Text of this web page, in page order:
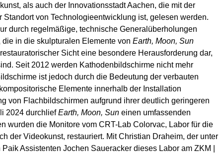
als auch der Innovationsstadt Aachen, die mit der
von Technologieentwicklung ist, gelesen werden.
durch regelmäßige, technische Generalüberholungen
in die skulpturalen Elemente von Earth, Moon, Sun
Sicht eine besondere Herausforderung dar,
Seit 2012 werden Kathodenbildschirme nicht mehr
ist jedoch durch die Bedeutung der verbauten
Elemente innerhalb der Installation
von Flachbildschirmen aufgrund ihrer deutlich geringeren
2024 durchliefEarth, Moon, Sun einen umfassenden
wurden die Monitore vom CRT-Lab Colorvac, Labor für die
der Videokunst, restauriert. Mit Christian Draheim, der unter
Assistenten Jochen Saueracker dieses Labor am ZKM |